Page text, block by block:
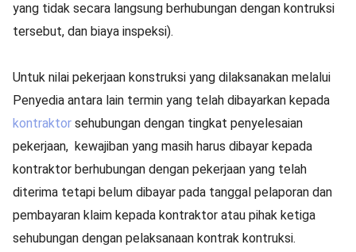
yang tidak secara langsung berhubungan dengan kontruksi
tersebut, dan biaya inspeksi).
Untuk nilai pekerjaan konstruksi yang dilaksanakan melalui
Penyedia antara lain termin yang telah dibayarkan kepada
kontraktor sehubungan dengan tingkat penyelesaian
pekerjaan, kewajiban yang masih harus dibayar kepada
kontraktor berhubungan dengan pekerjaan yang telah
diterima tetapi belum dibayar pada tanggal pelaporan dan
pembayaran klaim kepada kontraktor atau pihak ketiga
sehubungan dengan pelaksanaan kontrak kontruksi.